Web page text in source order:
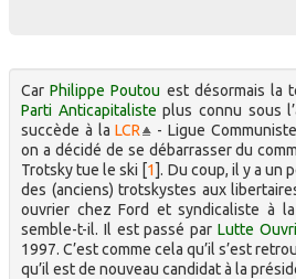
CarPhilippe Poutou est désormais la
Parti Anticapitaliste plus connu sous
succède à laLCR
- Ligue
on a décidé de se débarrasser du
Trotsky tue le ski [1]. Du coup, il y a un
des (anciens) trotskystes aux
ouvrier chez Ford et syndicaliste à
semble-t-il. Il est passé par Lutte
1997. C’est comme cela qu’il s’est
qu’il est de nouveau candidat à la